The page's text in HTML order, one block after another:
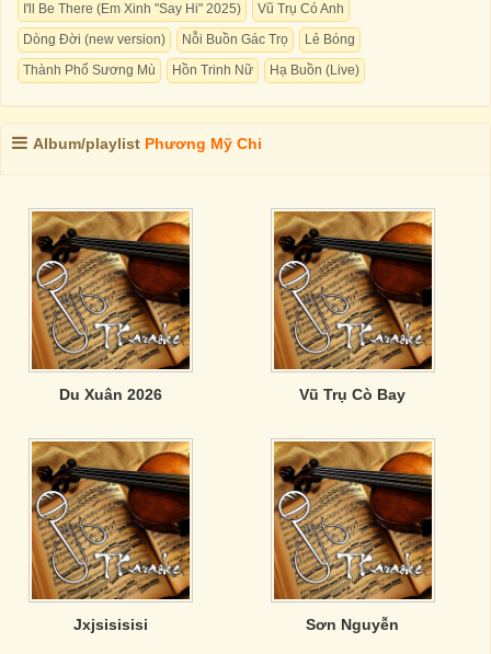
I'll Be There (Em Xinh "Say Hi" 2025)
Vũ Trụ Có Anh
Dòng Đời (new version)
Nỗi Buồn Gác Trọ
Lẻ Bóng
Thành Phố Sương Mù
Hồn Trinh Nữ Hạ Buồn (Live)
Album/playlist Phương Mỹ Chi
Du Xuân 2026 Vũ Trụ Cò Bay
Jxjsisisisi Sơn Nguyễn